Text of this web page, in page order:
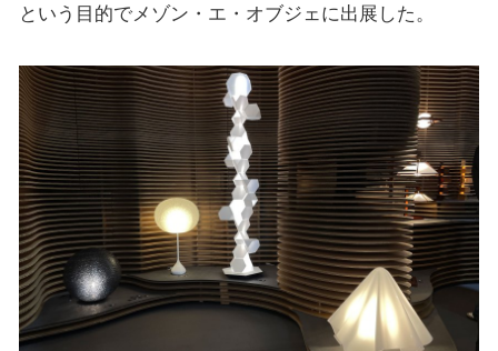
という目的でメゾン・エ・オブジェに出展した。